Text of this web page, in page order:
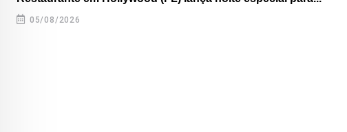
05/08/2026